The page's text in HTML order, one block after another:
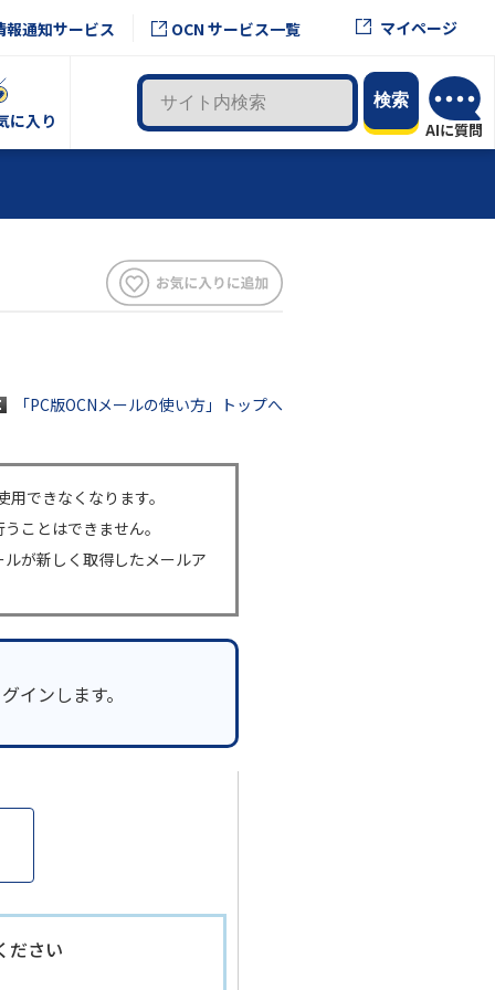
報通知サービス OCN サービス一覧 マイページ
に入り
「PC版OCNメールの使い方」トップへ
できなくなります。
ことはできません。
が新しく取得したメールア
インします。
ださい